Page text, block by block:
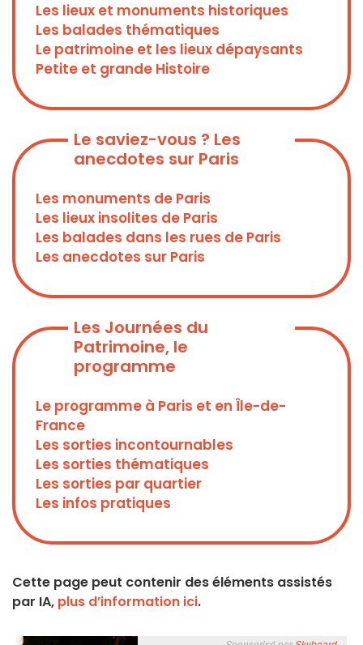
Les lieux et monuments historiques
Les balades thématiques
Le patrimoine et les lieux dépaysants
Petite et grande Histoire
Le saviez-vous ? Les
anecdotes sur Paris
Les monuments de Paris
Les lieux insolites de Paris
Les balades dans les rues de Paris
Les anecdotes sur Paris
Les Journées du
Patrimoine, le
programme
Le programme à Paris et en Île-de-
France
Les sorties incontournables
Les sorties thématiques
Les sorties par quartier
Les infos pratiques
Cette page peut contenir des éléments assistés
par IA, plus d’information ici.